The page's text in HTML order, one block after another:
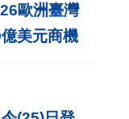
歐洲臺灣
美元商機